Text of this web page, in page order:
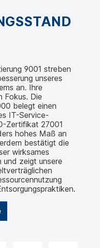
9001 streben
unseres
an. Ihre
Fokus. Die
belegt einen
IT-Service-
Zertifikat 27001
hohes Maß an
bestätigt die
wirksames
und zeigt unsere